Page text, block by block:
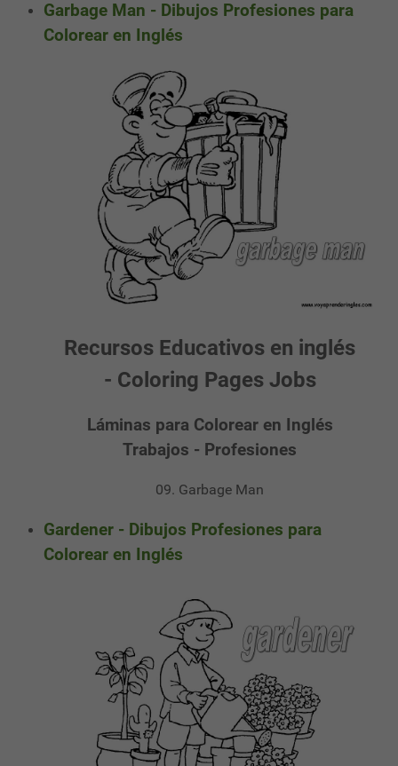
Garbage Man - Dibujos Profesiones para
Colorear en Inglés
Recursos Educativos en inglés
- Coloring Pages Jobs
Láminas para Colorear en Inglés
Trabajos - Profesiones
09. Garbage Man
Gardener - Dibujos Profesiones para
Colorear en Inglés